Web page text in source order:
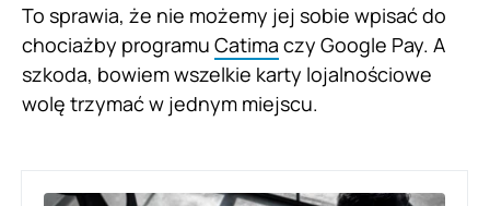
To sprawia, że nie możemy jej sobie wpisać do
chociażby programu Catima czy Google Pay. A
szkoda, bowiem wszelkie karty lojalnościowe
wolę trzymać w jednym miejscu.